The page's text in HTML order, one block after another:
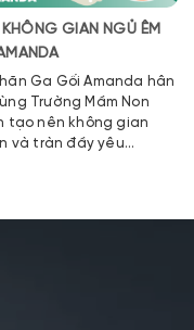
GIAN NGỦ ÊM
Ga Gối Amanda hân
Trường Mầm Non
tạo nên không gian
và tràn đầy yêu